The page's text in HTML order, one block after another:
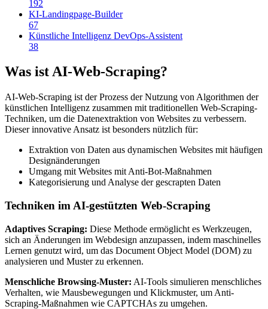
192
KI-Landingpage-Builder
67
Künstliche Intelligenz DevOps-Assistent
38
Was ist AI-Web-Scraping?
AI-Web-Scraping ist der Prozess der Nutzung von Algorithmen der
künstlichen Intelligenz zusammen mit traditionellen Web-Scraping-
Techniken, um die Datenextraktion von Websites zu verbessern.
Dieser innovative Ansatz ist besonders nützlich für:
Extraktion von Daten aus dynamischen Websites mit häufigen
Designänderungen
Umgang mit Websites mit Anti-Bot-Maßnahmen
Kategorisierung und Analyse der gescrapten Daten
Techniken im AI-gestützten Web-Scraping
Adaptives Scraping: Diese Methode ermöglicht es Werkzeugen,
sich an Änderungen im Webdesign anzupassen, indem maschinelles
Lernen genutzt wird, um das Document Object Model (DOM) zu
analysieren und Muster zu erkennen.
Menschliche Browsing-Muster: AI-Tools simulieren menschliches
Verhalten, wie Mausbewegungen und Klickmuster, um Anti-
Scraping-Maßnahmen wie CAPTCHAs zu umgehen.